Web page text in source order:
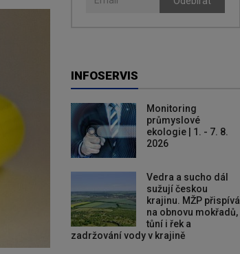
INFOSERVIS
Monitoring
průmyslové
ekologie | 1. - 7. 8.
2026
Vedra a sucho dál
sužují českou
krajinu. MŽP přispívá
na obnovu mokřadů,
tůní i řek a
zadržování vody v krajině